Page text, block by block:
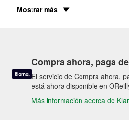
Mostrar más
Compra ahora, paga
El servicio de Compra ahora,
está ahora disponible en
Más información acerca de